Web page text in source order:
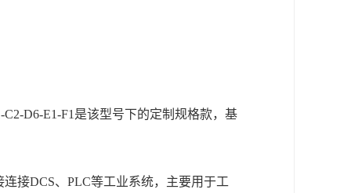
D6-E1-F1是该型号下的定制规格款，基
接DCS、PLC等工业系统，主要用于工